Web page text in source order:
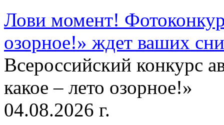
Лови момент!
озорное!» ждет ваших
Всероссийский конкурс
какое – лето озорное!»
04.08.2026 г.